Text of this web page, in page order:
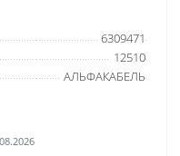
6309471
12510
АЛЬФАКАБЕЛЬ